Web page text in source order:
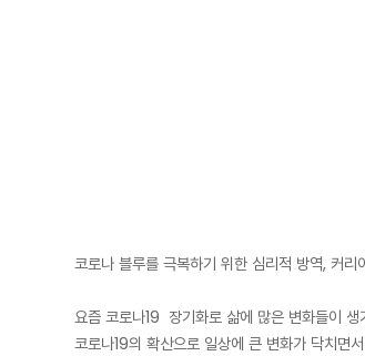
코로나 블루를 극복하기 위한 심리적 방역, 커리
요즘 코로나19 장기화로 삶에 많은 변화들이
코로나19의 확산으로 일상에 큰 변화가 닥치면